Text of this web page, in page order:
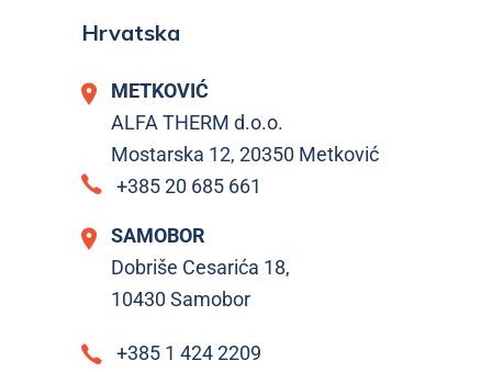
Hrvatska
METKOVIĆ
ALFA THERM d.o.o.
Mostarska 12, 20350 Metković
+385 20 685 661
SAMOBOR
Dobriše Cesarića 18,
10430 Samobor
+385 1 424 2209